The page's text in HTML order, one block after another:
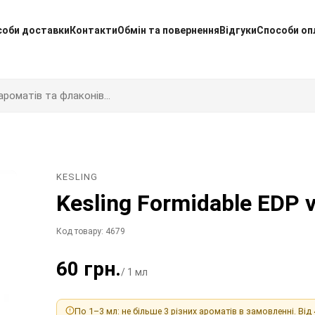
доставки КонтактиОбмін та повернення ВідгукиСпособи
KESLING
Kesling Formidable EDP
Код товару: 4679
60 грн./ 1 мл
По 1–3 мл: не більше 3 різних ароматів в замовленні.